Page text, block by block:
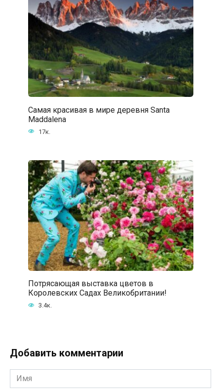
Самая красивая в мире деревня Santa
Maddalena
17к.
Потрясающая выставка цветов в
Королевских Садах Великобритании!
3.4к.
Добавить комментарии
Имя
*